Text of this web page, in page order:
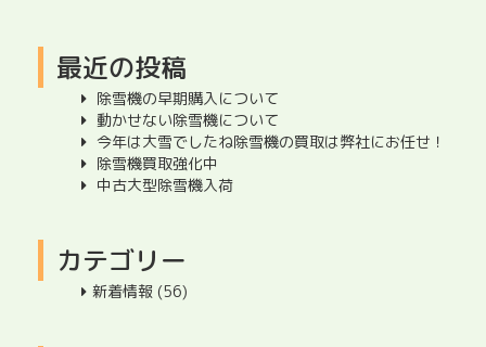
最近の投稿
除雪機の早期購入について
動かせない除雪機について
今年は大雪でしたね除雪機の買取は弊社にお任せ！
除雪機買取強化中
中古大型除雪機入荷
カテゴリー
新着情報 (56)